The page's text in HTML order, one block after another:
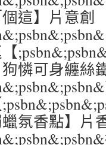
這】片意創
憐可身纏絲
氛香點】片